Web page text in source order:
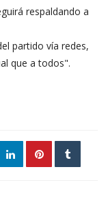
respaldando a
partido vía redes,
que a todos".